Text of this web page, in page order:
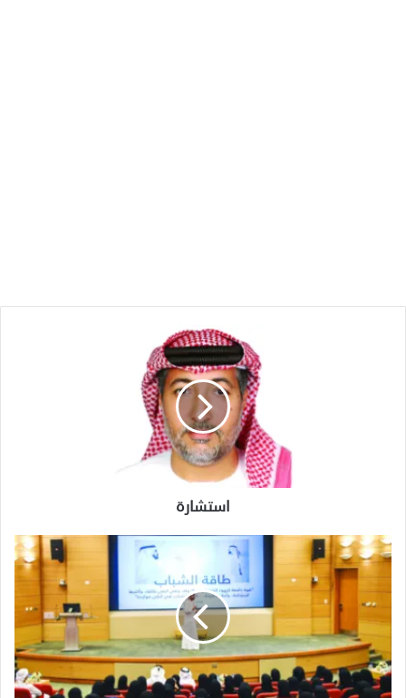
استشارة
الإمارات
تطبق
نموذجاً
رائداً
في
تمكين
الشباب
وتأهيلهم